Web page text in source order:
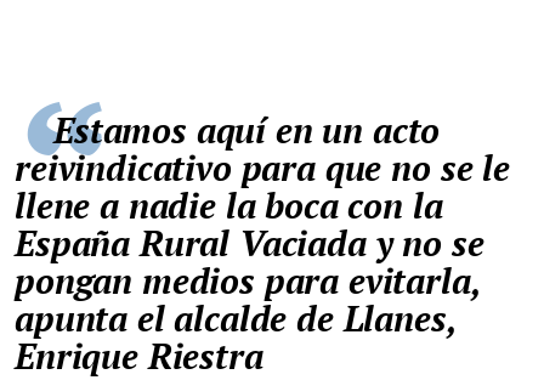
Estamos aquí en un acto
reivindicativo para que no se le
llene a nadie la boca con la
España Rural Vaciada y no se
pongan medios para evitarla,
apunta el alcalde de Llanes,
Enrique Riestra